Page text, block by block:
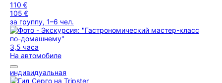
110 €
105 €
за группу, 1–6 чел.
3,5 часа
На автомобиле
индивидуальная